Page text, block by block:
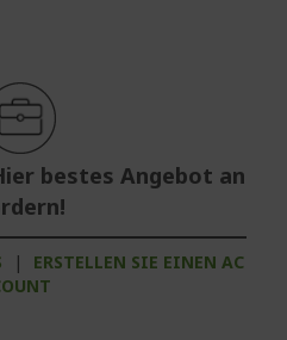
bestes Angebot an
|
ERSTELLEN SIE EINEN AC